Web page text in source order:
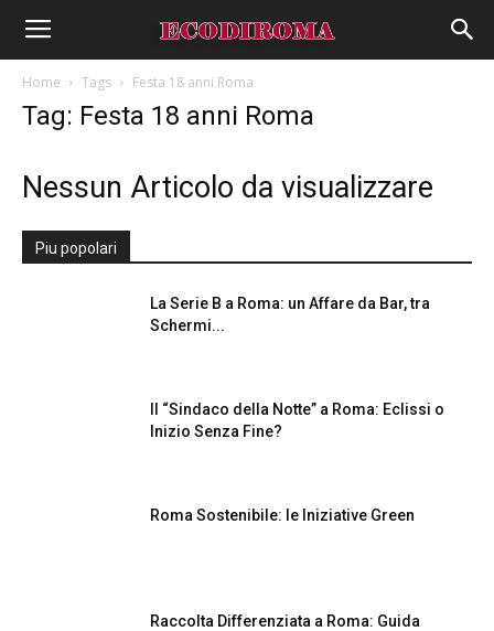
Home Tags Festa 18 anni Roma
Tag: Festa 18 anni Roma
Nessun Articolo da visualizzare
Piu popolari
La Serie B a Roma: un Affare da Bar, tra
Schermi...
Il “Sindaco della Notte” a Roma: Eclissi o
Inizio Senza Fine?
Roma Sostenibile: le Iniziative Green
Raccolta Differenziata a Roma: Guida